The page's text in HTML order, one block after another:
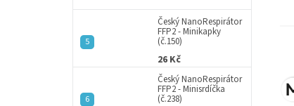
Český NanoRespirátor
FFP2 - Minikapky
(č.150)
26 Kč
Český NanoRespirátor
FFP2 - Minisrdíčka
(č.238)